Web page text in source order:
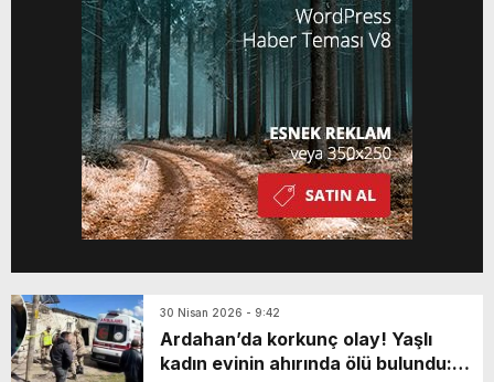
olarak çıkarılan Duran, ilk müdahalesinin
ardından Cizre Dr. Selahattin Cizrelioğlu
Devlet Hastanesi'ne kaldırılmıştı. Yoğun
30 Nisan 2026 - 9:42
Ardahan’da korkunç olay! Yaşlı
kadın evinin ahırında ölü bulundu: